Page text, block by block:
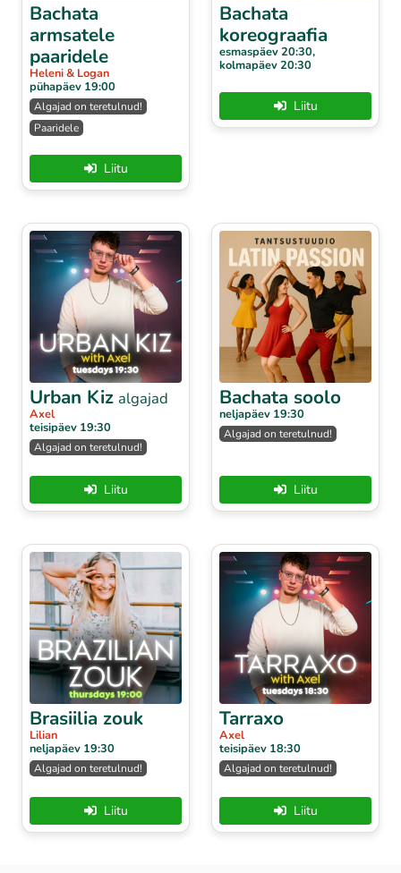
Bachata
armsatele
paaridele
Heleni & Logan
pühapäev 19:00
Algajad on teretulnud!
Paaridele
Liitu
Bachata
koreograafia
esmaspäev 20:30,
kolmapäev 20:30
Liitu
Urban Kiz algajad
Axel
teisipäev 19:30
Algajad on teretulnud!
Liitu
Bachata soolo
neljapäev 19:30
Algajad on teretulnud!
Liitu
Brasiilia zouk
Lilian
neljapäev 19:30
Algajad on teretulnud!
Liitu
Tarraxo
Axel
teisipäev 18:30
Algajad on teretulnud!
Liitu